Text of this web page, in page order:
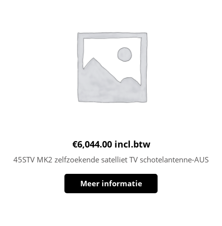
€6,044.00 incl.btw
45STV MK2 zelfzoekende satelliet TV schotelantenne-AUS
Meer informatie